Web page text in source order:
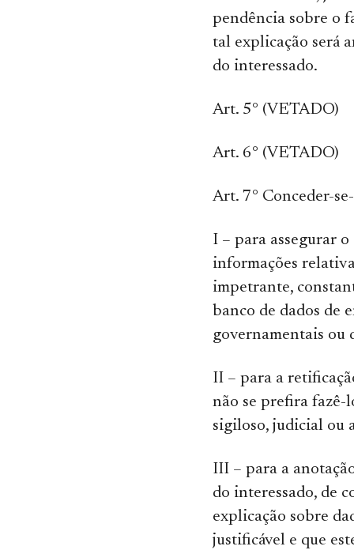
pendência sobre o
tal explicação será
do interessado.
Art. 5° (VETADO)
Art. 6° (VETADO)
Art. 7° Conceder-
I – para assegurar
informações
impetrante,
banco de dados de
governamentais ou
II – para a
não se prefira fazê-
sigiloso, judicial ou
III – para a
do interessado, de
explicação sobre
justificável e que